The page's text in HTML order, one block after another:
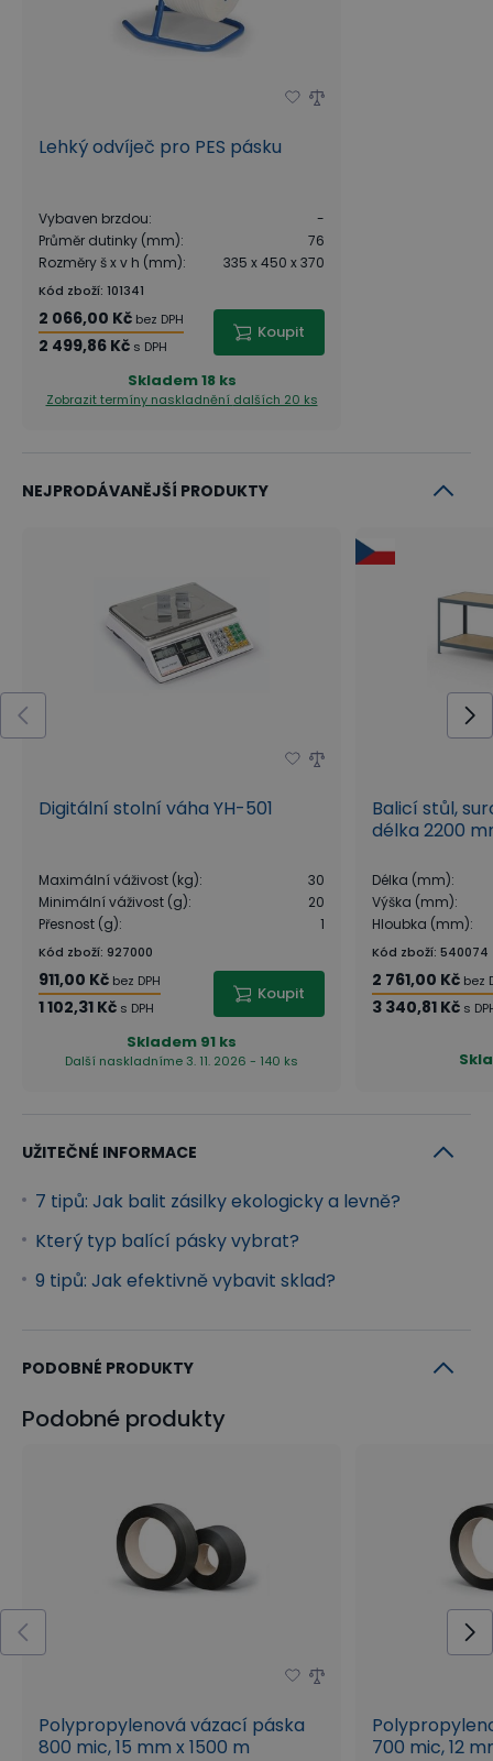
Lehký odvíječ pro PES pásku
Vybaven brzdou:
-
Průměr dutinky (mm):
76
Rozměry š x v h (mm): 335 x 450 x 370
Kód zboží: 101341
2 066,00 Kč bez DPH
2 499,86 Kč s DPH
Koupit
Skladem18 ks
Zobrazit termíny naskladnění dalších 20 ks
NEJPRODÁVANĚJŠÍ PRODUKTY
Digitální stolní váha YH-501
Maximální váživost (kg):
30
Minimální váživost (g):
20
Přesnost (g): 1
Kód zboží: 927000
911,00 Kč bez DPH
1 102,31 Kč s DPH
Koupit
Skladem 91 ks
Další naskladníme 3. 11. 2026 - 140 ks
Balicí stůl,
délka 2200
Délka (mm):
Výška (mm):
Hloubka (mm):
Kód zboží: 540074
2 761,00 Kč bez
3 340,81 Kč s
UŽITEČNÉ INFORMACE
7 tipů: Jak balit zásilky ekologicky a levně?
Který typ balící pásky vybrat?
9 tipů: Jak efektivně vybavit sklad?
PODOBNÉ PRODUKTY
Podobné produkty
Polypropylenová vázací páska
800 mic, 15 mm x 1500 m
700 mic, 12